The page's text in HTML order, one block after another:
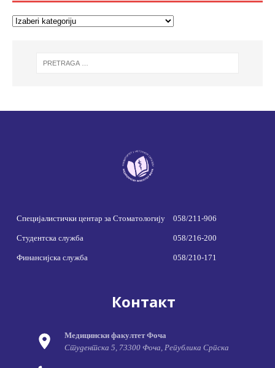
Специјалистички центар за Стоматологију 058/211-906
Студентска служба 058/216-200
Финансијска служба 058/210-171
Контакт
Медицински факултет Фоча
Студентска 5, 73300 Фоча, Република Српска